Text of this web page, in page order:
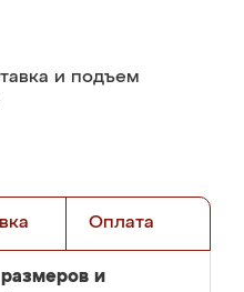
и подъем
Оплата
размеров и